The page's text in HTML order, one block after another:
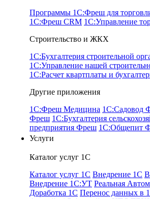
Программы 1С:Фреш для
1С:Фреш CRM 1С:Управление
Строительство и ЖКХ
1С:Бухгалтерия строительной
1С:Управление нашей
1С:Расчет квартплаты и
Другие приложения
1С:Фреш Медицина 1С:Садовод
Фреш 1С:Бухгалтерия
предприятия Фреш 1С:Общепит
Услуги
Каталог услуг 1С
Каталог услуг 1С Внедрение 1С
Внедрение 1С:УТ Реальная
Доработка 1С Перенос данных в